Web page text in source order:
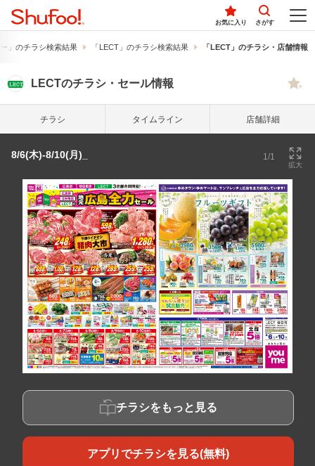
お気に入り さがす
」のチラシ検索結果 「LECT」のチラシ検索結果 「LECT」のチラシ・店舗情報
LECTのチラシ・セール情報
チラシ タイム ライン 店舗詳細
8/6(木)-8/10(月)_ 1/1
拡大
チラシをもっと見る
アプリでチラシを見る(無料)